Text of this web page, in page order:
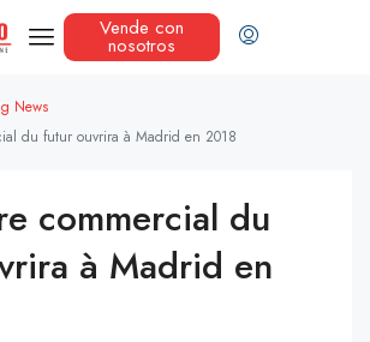
Vende con
nosotros
News
du futur ouvrira à Madrid en 2018
commercial du
à Madrid en